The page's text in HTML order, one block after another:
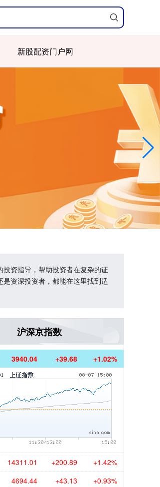
新股配资门户网
资指导，帮助投资者在复杂的证
资深投资者，都能在这里找到适
沪深京指数
3940.04 +39.68 +1.02%
14311.01 +200.89 +1.42%
4694.44 +43.13 +0.93%